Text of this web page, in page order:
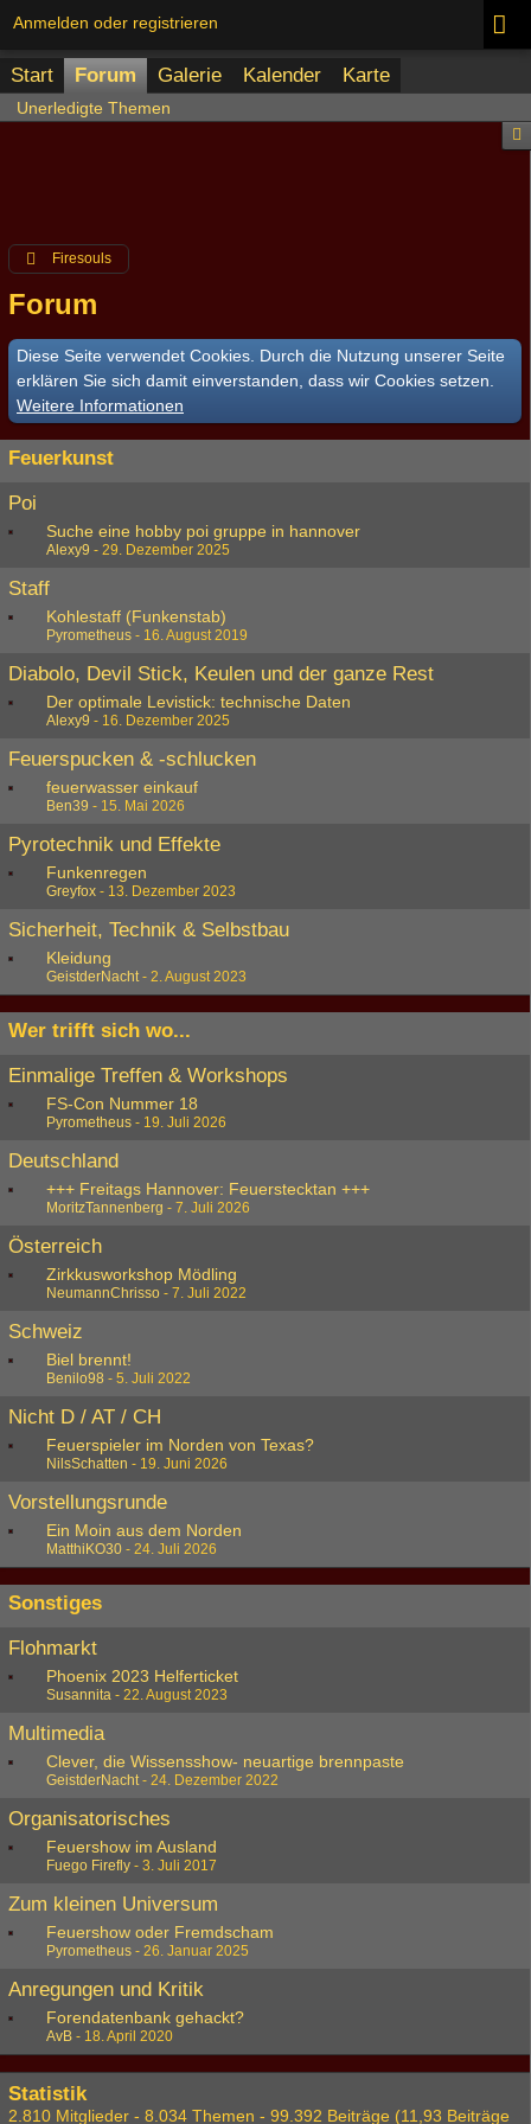
Anmelden oder registrieren
Start Forum Galerie Kalender Karte
Unerledigte Themen
Firesouls
Forum
Diese Seite verwendet Cookies. Durch die Nutzung unserer Seite
erklären Sie sich damit einverstanden, dass wir Cookies setzen.
Weitere Informationen
Feuerkunst
Poi
Suche eine hobby poi gruppe in hannover
Alexy9 - 29. Dezember 2025
Staff
Kohlestaff (Funkenstab)
Pyrometheus - 16. August 2019
Diabolo, Devil Stick, Keulen und der ganze Rest
Der optimale Levistick: technische Daten
Alexy9 - 16. Dezember 2025
Feuerspucken & -schlucken
feuerwasser einkauf
Ben39 - 15. Mai 2026
Pyrotechnik und Effekte
Funkenregen
Greyfox - 13. Dezember 2023
Sicherheit, Technik & Selbstbau
Kleidung
GeistderNacht- 2. August 2023
Wer trifft sich wo...
Einmalige Treffen & Workshops
FS-Con Nummer 18
Pyrometheus - 19. Juli 2026
Deutschland
+++ Freitags Hannover: Feuerstecktan +++
MoritzTannenberg - 7. Juli 2026
Österreich
Zirkkusworkshop Mödling
NeumannChrisso - 7. Juli 2022
Schweiz
Biel brennt!
Benilo98 - 5. Juli 2022
Nicht D / AT / CH
Feuerspieler im Norden von Texas?
NilsSchatten - 19. Juni 2026
Vorstellungsrunde
Ein Moin aus dem Norden
MatthiKO30 - 24. Juli 2026
Sonstiges
Flohmarkt
Phoenix 2023 Helferticket
Susannita - 22. August 2023
Multimedia
Clever, die Wissensshow- neuartige brennpaste
GeistderNacht- 24. Dezember 2022
Organisatorisches
Feuershow im Ausland
Fuego Firefly - 3. Juli 2017
Zum kleinen Universum
Feuershow oder Fremdscham
Pyrometheus - 26. Januar 2025
Anregungen und Kritik
Forendatenbank gehackt?
AvB - 18. April 2020
Statistik
2.810 Mitglieder - 8.034 Themen - 99.392 Beiträge (11,93 Beiträge